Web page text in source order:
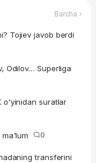
Barcha ›
Tojiev javob berdi
Odilov… Superliga
o'yinidan suratlar
ma'lum 0
transferini